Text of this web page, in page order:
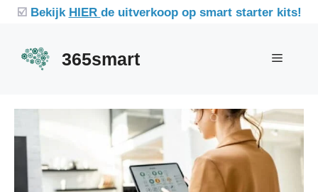
inhoud
☑️ Bekijk HIER de uitverkoop op smart starter kits!
365smart Menu